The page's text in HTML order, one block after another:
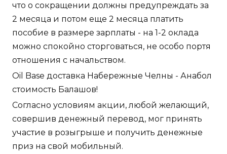
что о сокращении должны предупреждать за
2 месяца и потом еще 2 месяца платить
пособие в размере зарплаты - на 1-2 оклада
можно спокойно сторговаться, не особо портя
отношения с начальством.
Oil Base доставка Набережные Челны - Анабол
стоимость Балашов!
Согласно условиям акции, любой желающий,
совершив денежный перевод, мог принять
участие в розыгрыше и получить денежные
приз на свой мобильный.